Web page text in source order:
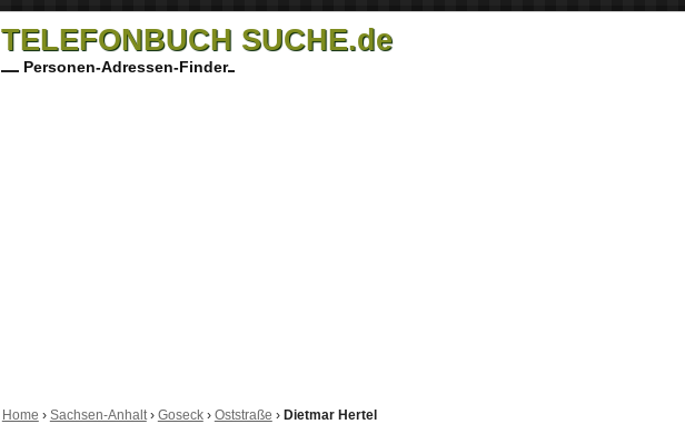
TELEFONBUCH SUCHE.de
Personen-Adressen-Finder
Home › Sachsen-Anhalt› Goseck› Oststraße › Dietmar Hertel